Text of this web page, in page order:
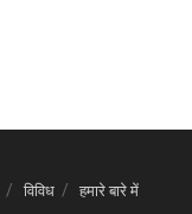
विविध हमारे बारे में